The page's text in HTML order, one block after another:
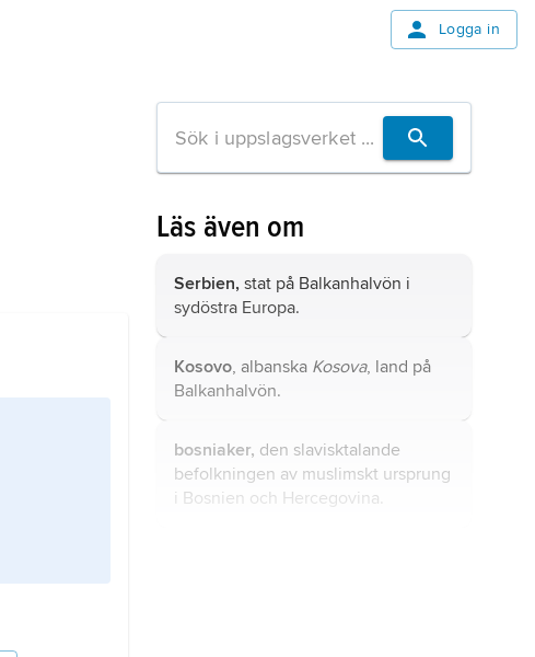
Logga in
Läs även om
Serbien, stat på Balkanhalvön i
sydöstra Europa.
Kosovo, albanska Kosova, land på
Balkanhalvön.
bosniaker, den slavisktalande
befolkningen av muslimskt ursprung
i Bosnien och Hercegovina.